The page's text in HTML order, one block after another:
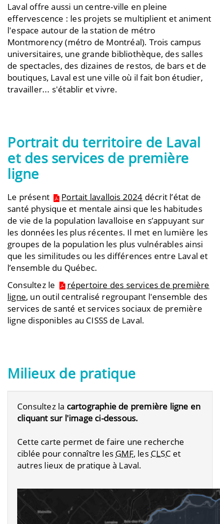
Laval offre aussi un centre-ville en pleine
effervescence : les projets se multiplient et animent
l'espace autour de la station de métro
Montmorency (métro de Montréal). Trois campus
universitaires, une grande bibliothèque, des salles
de spectacles, des dizaines de restos, de bars et de
boutiques, Laval est une ville où il fait bon étudier,
travailler... s'établir et vivre.
Portrait du territoire de Laval
et des services de première
ligne
Le présent Portait lavallois 2024 décrit l’état de
santé physique et mentale ainsi que les habitudes
de vie de la population lavalloise en s’appuyant sur
les données les plus récentes. Il met en lumière les
groupes de la population les plus vulnérables ainsi
que les similitudes ou les différences entre Laval et
l’ensemble du Québec.
Consultez le
répertoire des services de première
ligne, un outil centralisé regroupant l'ensemble des
services de santé et services sociaux de première
ligne disponibles au CISSS de Laval.
Milieux de pratique
Consultez la cartographie de première ligne en
cliquant sur l'image ci-dessous.
Cette carte permet de faire une recherche
ciblée pour connaître les GMF, les CLSC et
autres lieux de pratique à Laval.